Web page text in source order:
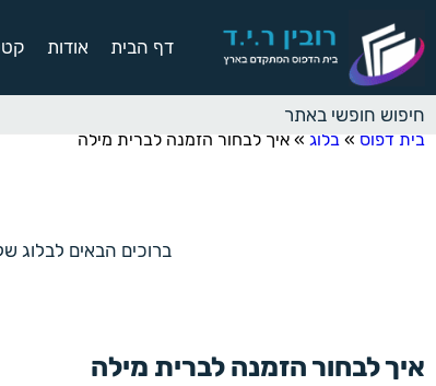
דף הבית אודות
בית דפוס » בלוג » איך לבחור הזמנה לברית מילה
ברוכים הבאים לבלוג
איך לבחור הזמנה לברית מילה